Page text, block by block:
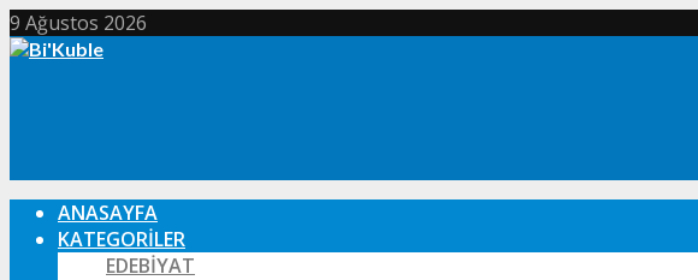
9 Ağustos 2026
ANASAYFA
KATEGORILER
EDEBIYAT